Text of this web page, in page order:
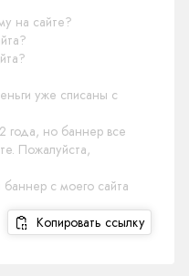
на сайте?
уже списаны с
года, но баннер все
Пожалуйста,
с моего сайта
Копировать ссылку